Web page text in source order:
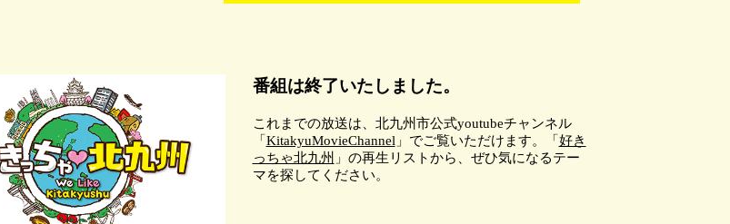
番組は終了いたしました。
これまでの放送は、北九州市公式youtubeチャンネル
「 KitakyuMovieChannel 」でご覧いただけます。「 好き
っちゃ北九州 」の再生リストから、ぜひ気になるテー
マを探してください。